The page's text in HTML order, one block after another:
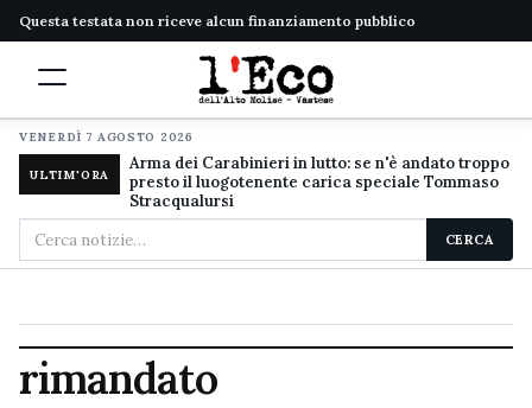
Questa testata non riceve alcun finanziamento pubblico
VENERDÌ 7 AGOSTO 2026
ULTIM'ORA
Arma dei Carabinieri in lutto: se n'è andato troppo
presto il luogotenente carica speciale Tommaso
Stracqualursi
Cerca
nel
CERCA
rimandato